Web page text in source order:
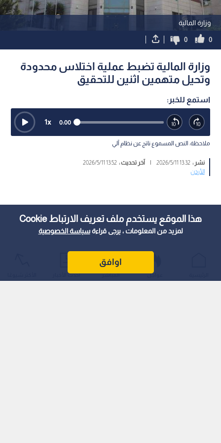
هذا الموقع يستخدم ملف تعريف الارتباط Cookie
لمزيد من المعلومات ، يرجى قراءةسياسة الخصوصية
اوافق
وزارة المالية
0
0
وزارة المالية تضبط عملية اختلاس محدودة
وتحيل متهمين اثنين للتحقيق
استمع للخبر:
0:00
1x
ملاحظة: النص المسموع ناتج عن نظام آلي
نشر :13:32 2026/5/11 آخر تحديث :13:52 2026/5/11
الأردن
عواجل المباشر أحدث الأخبار